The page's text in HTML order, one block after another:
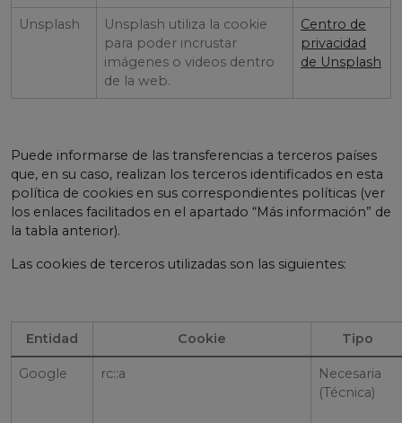
Unsplash
Unsplash utiliza la cookie
para poder incrustar
imágenes o videos dentro
de la web.
Centro de
privacidad
de Unsplash
Puede informarse de las transferencias a terceros países
que, en su caso, realizan los terceros identificados en esta
política de cookies en sus correspondientes políticas (ver
los enlaces facilitados en el apartado “Más información” de
la tabla anterior).
Las cookies de terceros utilizadas son las siguientes:
Entidad Cookie Tipo
Google rc::a
Necesaria
(Técnica)